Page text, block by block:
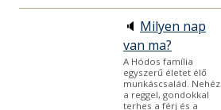
🔈 Milyen nap
van ma?
A Hódos família
egyszerű életet élő
munkáscsalád. Nehéz
a reggel, gondokkal
terhes a férj és a